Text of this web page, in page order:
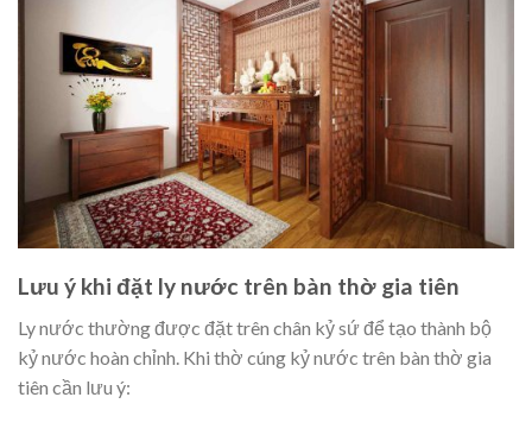
Lưu ý khi đặt ly nước trên bàn thờ gia tiên
Ly nước thường được đặt trên chân kỷ sứ để tạo thành bộ
kỷ nước hoàn chỉnh. Khi thờ cúng kỷ nước trên bàn thờ gia
tiên cần lưu ý: